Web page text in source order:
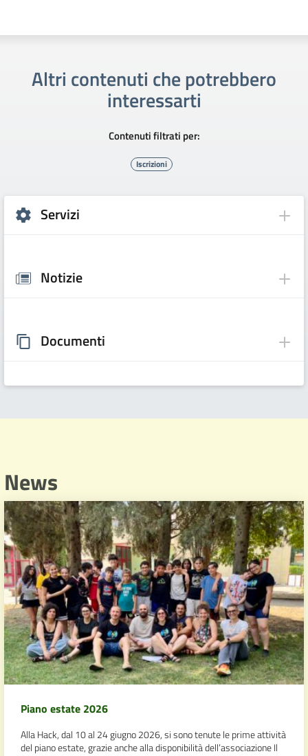
Altri contenuti che potrebbero
interessarti
Contenuti filtrati per:
Iscrizioni
Servizi
Notizie
Documenti
News
Piano estate 2026
Alla Hack, dal 10 al 24 giugno 2026, si sono tenute le prime attività
del piano estate, grazie anche alla disponibilità dell’associazione Il